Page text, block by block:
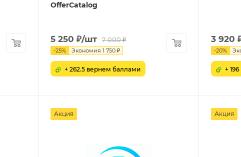
OfferCatalog
5 250 ₽/шт 7 000₽
-25% Экономия 1 750 ₽
+ 262.5 вернем баллами
3 920
-20%
+
Акция Акция